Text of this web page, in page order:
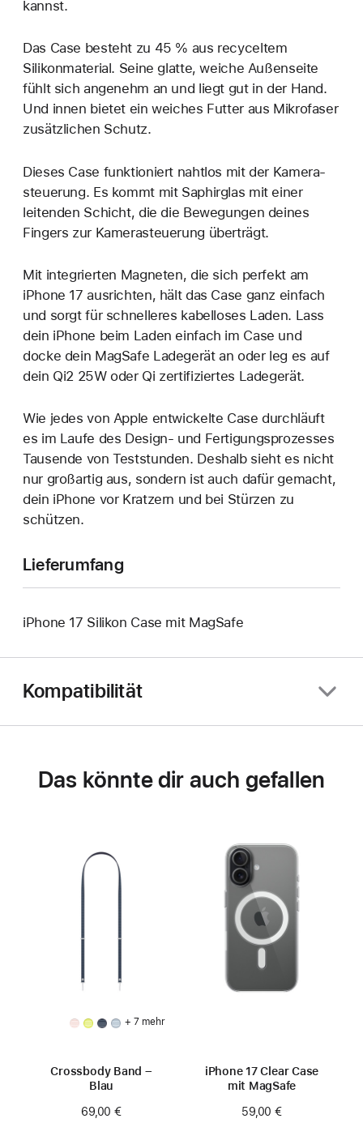
kannst.
Das Case besteht zu 45 % aus recyceltem
Silikonmaterial. Seine glatte, weiche Außenseite
fühlt sich angenehm an und liegt gut in der Hand.
Und innen bietet ein weiches Futter aus Mikro­faser
zusätzlichen Schutz.
Dieses Case funktioniert nahtlos mit der Kamera­
steuerung. Es kommt mit Saphirglas mit einer
leitenden Schicht, die die Bewegungen deines
Fingers zur Kamerasteuerung überträgt.
Mit integrierten Magneten, die sich perfekt am
iPhone 17 ausrichten, hält das Case ganz einfach
und sorgt für schnelleres kabel­loses Laden. Lass
dein iPhone beim Laden einfach im Case und
docke dein MagSafe Ladegerät an oder leg es auf
dein Qi2 25W oder Qi zertifiziertes Ladegerät.
Wie jedes von Apple entwickelte Case durchläuft
es im Laufe des Design‑ und Fertigungs­prozesses
Tausende von Teststunden. Deshalb sieht es nicht
nur großartig aus, sondern ist auch dafür gemacht,
dein iPhone vor Kratzern und bei Stürzen zu
schützen.
Lieferumfang
iPhone 17 Silikon Case mit MagSafe
Kompatibilität
Das könnte dir auch gefallen
+ 7 mehr
Crossbody Band –
Blau
69,00 €
iPhone 17 Clear Case
mit MagSafe
59,00 €